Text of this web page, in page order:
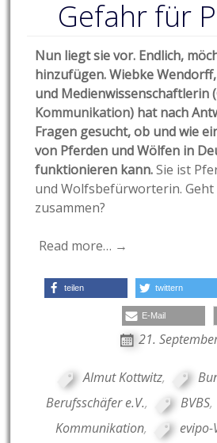
Gefahr für
Nun liegt sie vor. Endlich,
hinzufügen. Wiebke
und Medienwissenschaftlerin
Kommunikation) hat nach
Fragen gesucht, ob und wie
von Pferden und Wölfen in
funktionieren kann.Sie ist
und Wolfsbefürworterin. Geht
zusammen?
Read more… →
teilen twittern
E-Mail
21.
Almut Kottwitz,
Berufsschäfer e.V., BVBS,
Kommunikation, evipo-